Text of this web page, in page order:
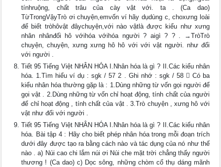
tínhruộng, chất trâu của cày vật với. ta . (Ca dao)
TừTrongVậyTrò ơi chuyện,emvốn ví hãy dụdùng c, choxưng loài
để biết tròhôvật đâychuyện,với nào vậtlà được kiểu như xưng
nhân nhânđối hô vớihóa vớihóa người ? aigì ? ? . →TròTrò
chuyện, chuyện, xưng xưng hô hô với với vật người. như đối
với người .
Tiết 95 Tiếng Việt NHÂN HÓA I.Nhân hóa là gì ? II.Các kiểu nhân
hóa. 1.Tìm hiểu ví dụ : sgk / 57 2 . Ghi nhớ : sgk / 58  Có ba
kiểu nhân hóa thường gặp là : 1.Dùng những từ vốn gọi người để
gọi vật . 2.Dùng những từ vốn chỉ hoạt động, tính chất của người
để chỉ hoạt động , tính chất của vật . 3.Trò chuyện , xưng hô với
vật như đối với người .
Tiết 95 Tiếng Việt NHÂN HÓA I.Nhân hóa là gì ? II.Các kiểu nhân
hóa. Bài tập 4 : Hãy cho biết phép nhân hóa trong mỗi đoạn trích
dưới đây được tạo ra bằng cách nào và tác dụng của nó như thế
nào . a) Núi cao chi lắm núi ơi Núi che mặt trời chẳng thấy người
thương ! (Ca dao) c) Dọc sông, những chòm cổ thụ dáng mãnh